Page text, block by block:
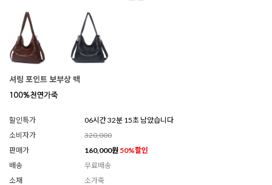
셔링 포인트 보부상 백
할인특가
06시간 32분 13초 남았습니다
소비자가
320,000
판매가
160,000원 50%할인
배송
무료배송
소재
소가죽